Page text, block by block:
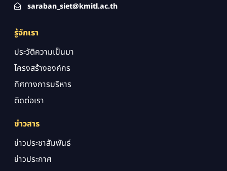
saraban_siet@kmitl.ac.th
รู้จักเรา
ประวัติความเป็นมา
โครงสร้างองค์กร
ทิศทางการบริหาร
ติดต่อเรา
ข่าวสาร
ข่าวประชาสัมพันธ์
ข่าวประกาศ